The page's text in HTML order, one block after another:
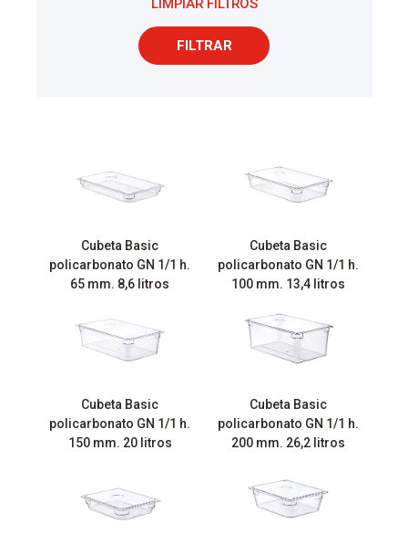
LIMPIAR FILTROS
FILTRAR
Cubeta Basic
policarbonato GN 1/1 h.
65 mm. 8,6 litros
Cubeta Basic
policarbonato GN 1/1 h.
100 mm. 13,4 litros
Cubeta Basic
policarbonato GN 1/1 h.
150 mm. 20 litros
Cubeta Basic
policarbonato GN 1/1 h.
200 mm. 26,2 litros